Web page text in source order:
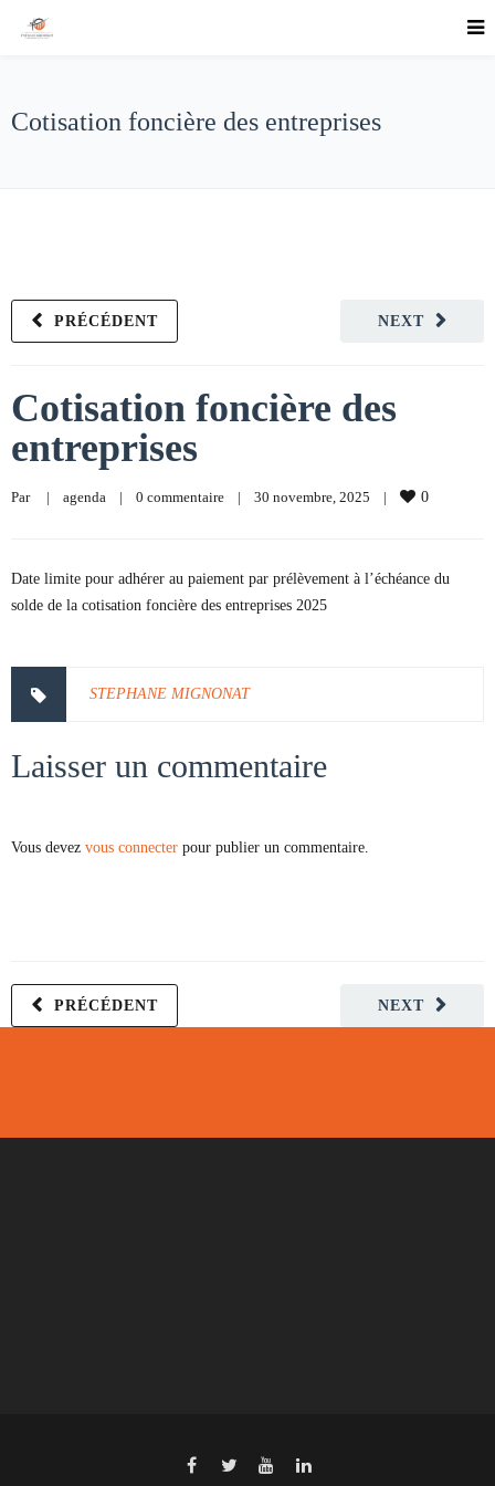
Cotisation foncière des entreprises
NEXT
PRÉCÉDENT
Cotisation foncière des
entreprises
Par | agenda | 0 commentaire | 30 novembre, 2025 | 0
Date limite pour adhérer au paiement par prélèvement à l’échéance du
solde de la cotisation foncière des entreprises 2025
STEPHANE MIGNONAT
Laisser un commentaire
Vous devez vous connecter pour publier un commentaire.
NEXT
PRÉCÉDENT